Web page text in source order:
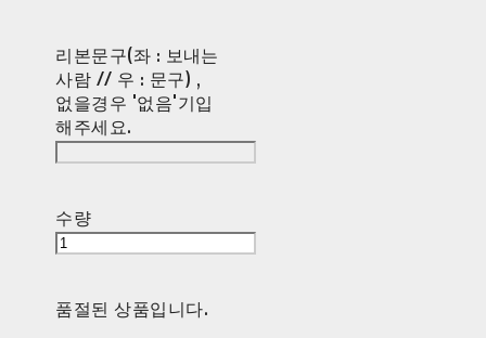
리본문구(좌 : 보내는
사람 // 우 : 문구) ,
없을경우 '없음'기입
해주세요.
수량
품절된 상품입니다.